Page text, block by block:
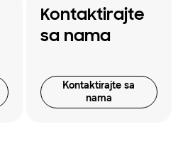
Kontaktirajte
sa nama
Kontaktirajte sa
nama